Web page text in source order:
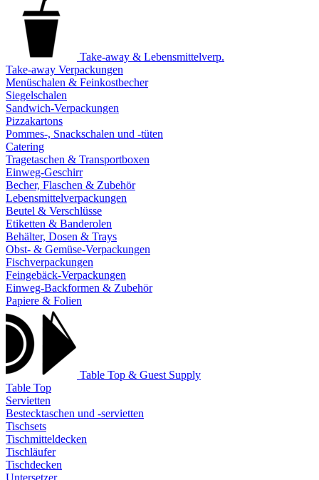
Take-away & Lebensmittelverp.
Take-away Verpackungen
Menüschalen & Feinkostbecher
Siegelschalen
Sandwich-Verpackungen
Pizzakartons
Pommes-, Snackschalen und -tüten
Catering
Tragetaschen & Transportboxen
Einweg-Geschirr
Becher, Flaschen & Zubehör
Lebensmittelverpackungen
Beutel & Verschlüsse
Etiketten & Banderolen
Behälter, Dosen & Trays
Obst- & Gemüse-Verpackungen
Fischverpackungen
Feingebäck-Verpackungen
Einweg-Backformen & Zubehör
Papiere & Folien
Table Top & Guest Supply
Table Top
Servietten
Bestecktaschen und -servietten
Tischsets
Tischmitteldecken
Tischläufer
Tischdecken